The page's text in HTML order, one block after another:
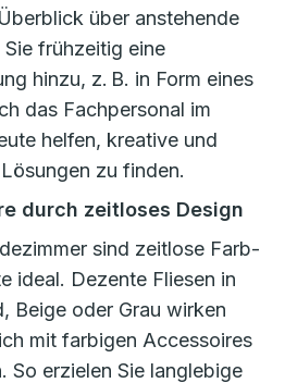
über anstehende
frühzeitig eine
hinzu, z. B. in Form eines
das Fachpersonal im
helfen, kreative und
zu finden.
durch zeitloses Design
sind zeitlose Farb-
ideal. Dezente Fliesen in
Beige oder Grau wirken
mit farbigen Accessoires
So erzielen Sie langlebige